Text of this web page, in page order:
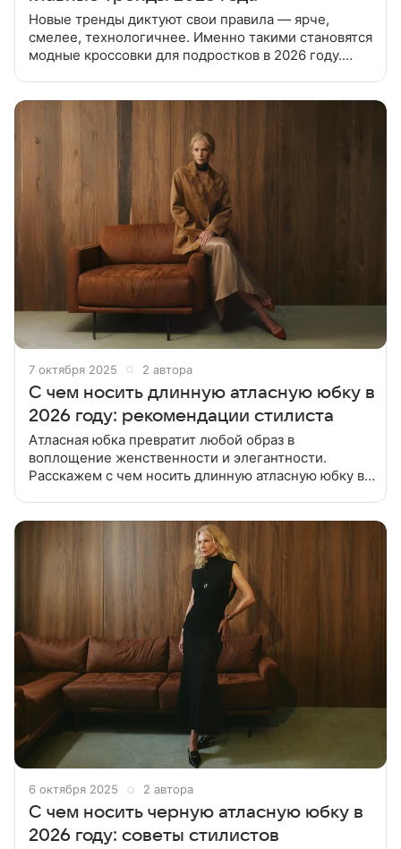
Новые тренды диктуют свои правила — ярче,
смелее, технологичнее. Именно такими становятся
модные кроссовки для подростков в 2026 году.
7 октября 2025 2 автора
С чем носить длинную атласную юбку в
2026 году: рекомендации стилиста
Атласная юбка превратит любой образ в
воплощение женственности и элегантности.
Расскажем с чем носить длинную атласную юбку в
6 октября 2025 2 автора
С чем носить черную атласную юбку в
2026 году: советы стилистов